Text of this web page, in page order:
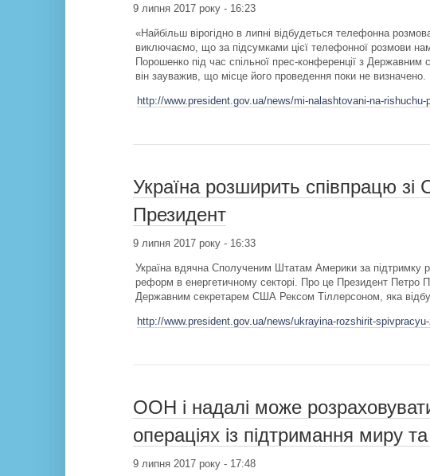
9 липня 2017 року - 16:23
«Найбільш вірогідно в липні відбудеться телефонна
виключаємо, що за підсумками цієї телефонної розмови
Порошенко під час спільної прес-конференції з
він зауважив, що місце його проведення поки не визначено.
http://www.president.gov.ua/news/mi-nalashtovani-na-
Україна розширить співпрацю
Президент
9 липня 2017 року - 16:33
Україна вдячна Сполученим Штатам Америки за підтримку
реформ в енергетичному секторі. Про це Президент Петро
Державним секретарем США Рексом Тіллерсоном, яка
http://www.president.gov.ua/news/ukrayina-rozshirit-
ООН і надалі може
операціях із підтримання миру
9 липня 2017 року - 17:48